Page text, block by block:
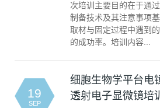
次培训主要目的在于通
制备技术及其注意事项
取材与固定过程中遇到
的成功率。培训内容...
19
SEP
细胞生物学平台电
透射电子显微镜培